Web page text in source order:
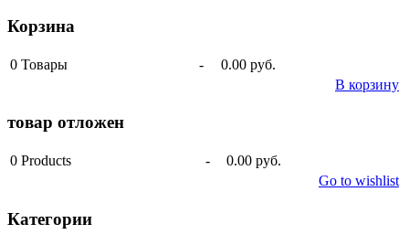
Корзина
0 Товары -
0.00 руб.
В корзину
товар отложен
0 Products -
0.00 руб.
Go to wishlist
Категории